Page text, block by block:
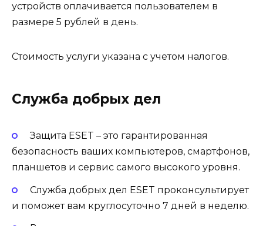
устройств оплачивается пользователем в
размере 5 рублей в день.
Стоимость услуги указана с учетом налогов.
Служба добрых дел
Защита ESET – это гарантированная
безопасность ваших компьютеров, смартфонов,
планшетов и сервис самого высокого уровня.
Служба добрых дел ESET проконсультирует
и поможет вам круглосуточно 7 дней в неделю.